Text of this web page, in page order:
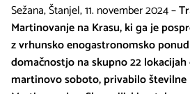
Sežana, Štanjel, 11. november 2024 –
Martinovanje na Krasu, ki ga je
z vrhunsko enogastronomsko
domačnostjo na skupno 22
martinovo soboto, privabilo številne